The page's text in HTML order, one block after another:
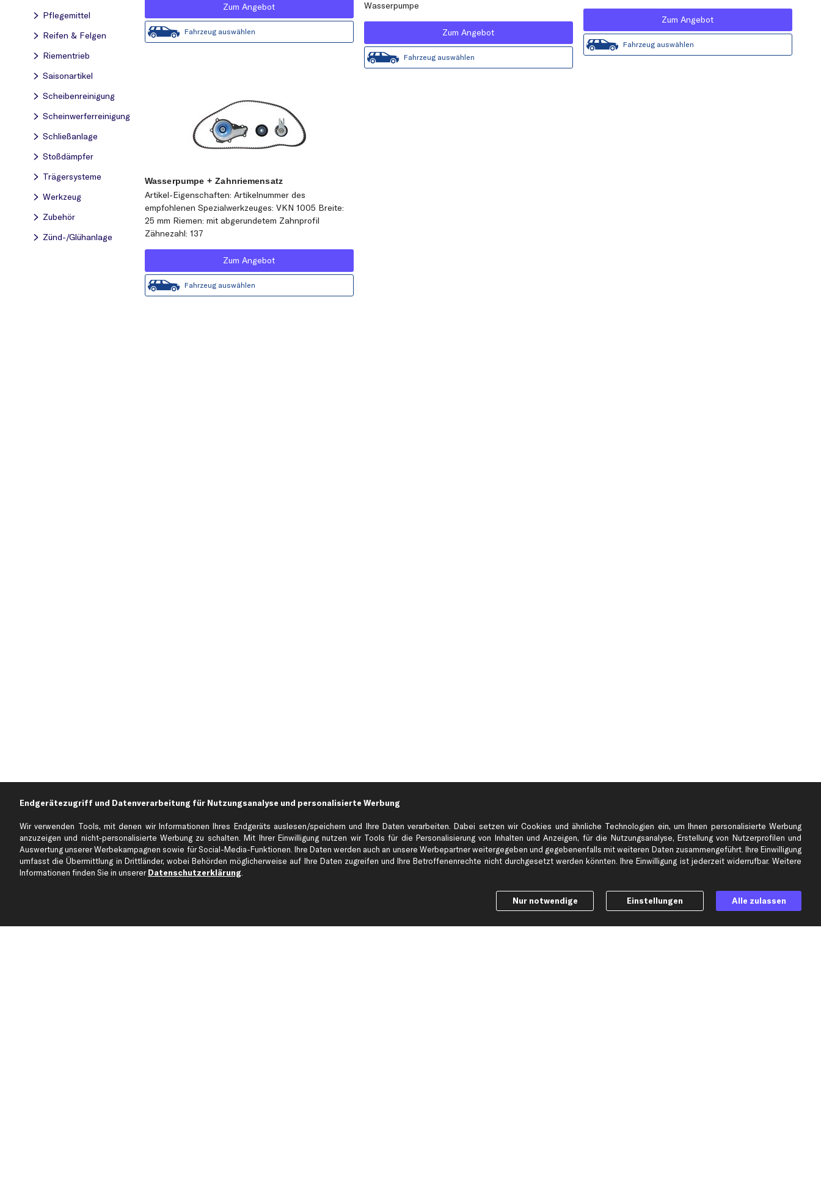
Pflegemittel
Reifen & Felgen
Riementrieb
Saisonartikel
Scheibenreinigung
Scheinwerferreinigung
Schließanlage
Stoßdämpfer
Trägersysteme
Werkzeug
Zubehör
Zünd-/Glühanlage
Zum Angebot
Fahrzeug auswählen
Wasserpumpe
Zum Angebot
Fahrzeug auswählen
Zum Angebot
Fahrzeug auswählen
Wasserpumpe + Zahnriemensatz
Artikel-Eigenschaften: Artikelnummer des
empfohlenen Spezialwerkzeuges: VKN 1005 Breite:
25 mm Riemen: mit abgerundetem Zahnprofil
Zähnezahl: 137
Zum Angebot
Fahrzeug auswählen
Über kfzteile24
Über uns
businessplus
Kundenservice
Zahlung
Versandinfo
Hilfe & Support
Kontakt
Top Produkte
Auspuff
Bremssattel
Bremsscheiben
Top Automarken
Audi Ersatzteile
Ford Ersatzteile
Mercedes-Benz Ersatzteile
Endgerätezugriff und Datenverarbeitung für Nutzungsanalyse und personalisierte Werbung
Wir verwenden Tools, mit denen wir Informationen Ihres Endgeräts auslesen/speichern und Ihre Daten verarbeiten. Dabei setzen wir Cookies und ähnliche Technologien ein, um Ihnen personalisierte Werbung
anzuzeigen und nicht-personalisierte Werbung zu schalten. Mit Ihrer Einwilligung nutzen wir Tools für die Personalisierung von Inhalten und Anzeigen, für die Nutzungsanalyse, Erstellung von Nutzerprofilen und
Auswertung unserer Werbekampagnen sowie für Social-Media-Funktionen. Ihre Daten werden auch an unsere Werbepartner weitergegeben und gegebenenfalls mit weiteren Daten zusammengeführt. Ihre Einwilligung
umfasst die Übermittlung in Drittländer, wobei Behörden möglicherweise auf Ihre Daten zugreifen und Ihre Betroffenenrechte nicht durchgesetzt werden könnten. Ihre Einwilligung ist jederzeit widerrufbar. Weitere
Informationen finden Sie in unsererDatenschutzerklärung
Nur notwendige Einstellungen Alle zulassen